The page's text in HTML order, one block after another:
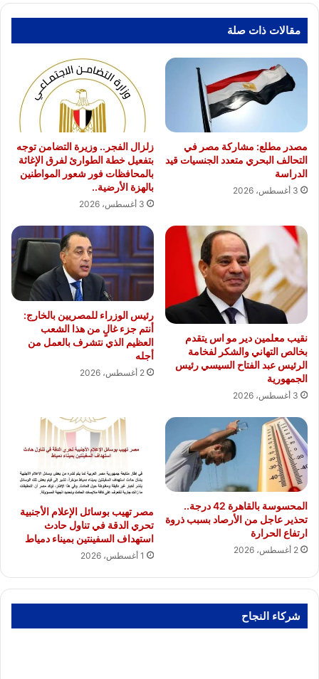
مقالات ذات صلة
مصدر مطلع: مشاركة مصر في
التحالف البحري متعدد الجنسيات قيد
الدراسة
3 أغسطس، 2026
زلزال الفجر.. وزيرة التضامن توجه
بتفعيل خطة الطوارئ لفرق الإغاثة
بالمحافظات فور شعور المواطنين
بالهزة الأرضية..
3 أغسطس، 2026
نقيب معلمين دير مو اس يتقدم
بخالص التهاني والشكر لفخامة
الرئيس عبد الفتاح السيسي رئيس
الجمهورية
3 أغسطس، 2026
رئيس الوزراء للمصريين بالخارج:
أنتم جزء غالٍ من هذا الشعب
العظيم الذي نتشرف بالعمل من
أجله
2 أغسطس، 2026
المحسوسة بالقاهرة 42 درجة..
تحذير عاجل من الأرصاد بسبب ذروة
ارتفاع الحرارة
2 أغسطس، 2026
مصر تهيب بوسائل الإعلام الأجنبية
تحري الدقة في تناول حادث
استهداف السفينتين بميناء دمياط
1 أغسطس، 2026
شركاء النجاح